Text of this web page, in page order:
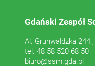
Gdański Zespół
Al. Grunwaldzka 244
tel. 48 58 520 68 50
biuro@ssm.gda.pl